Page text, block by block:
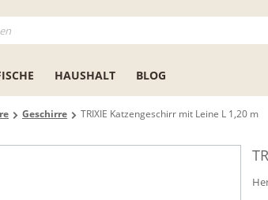
HAUSHALT BLOG
Geschirre TRIXIE Katzengeschirr mit Leine L 1,20 m